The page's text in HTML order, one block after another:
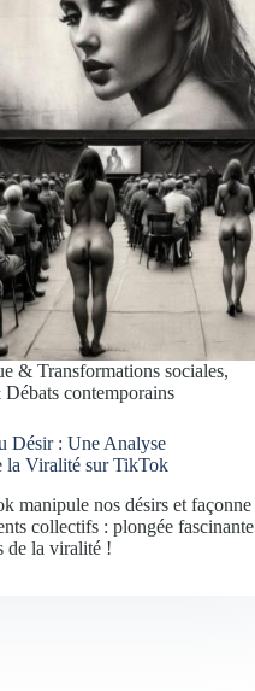
& Transformations sociales,
contemporains
Désir : Une Analyse
la Viralité sur TikTok
manipule nos désirs et façonne
collectifs : plongée fascinante
de la viralité !